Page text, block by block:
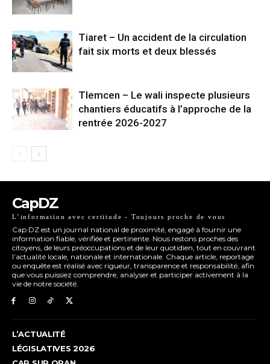
Tiaret – Un accident de la circulation
fait six morts et deux blessés
Tlemcen – Le wali inspecte plusieurs
chantiers éducatifs à l’approche de la
rentrée 2026-2027
CapDZ
L’information avec certitude - Toujours proche de vous
Cap DZ est un journal national de proximité, engagé à fournir une
information fiable, vérifiée et pertinente. Nous restons proches des
citoyens, de leurs préoccupations et de leur quotidien, tout en couvrant
l’actualité locale, nationale et internationale. Chaque article, reportage
ou enquête est réalisé avec rigueur, transparence et responsabilité, afin
que vous puissiez comprendre, analyser et participer activement à la
vie de notre société.
L’ACTUALITÉ
LÉGISLATIVES 2026